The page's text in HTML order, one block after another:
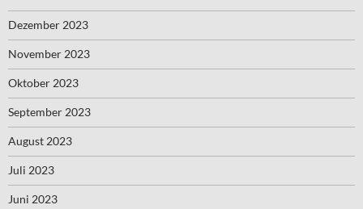
Dezember 2023
November 2023
Oktober 2023
September 2023
August 2023
Juli 2023
Juni 2023